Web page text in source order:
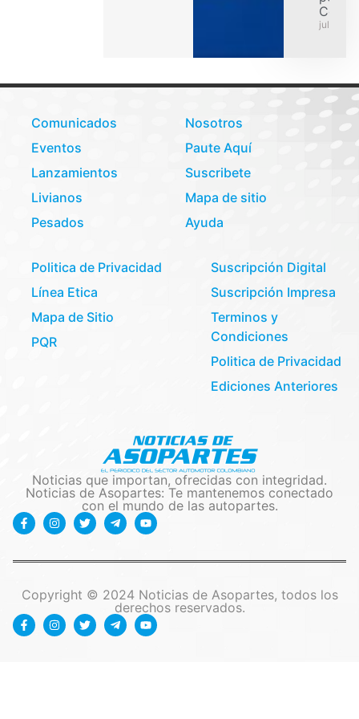
julio 31,
Comunicados
Eventos
Lanzamientos
Livianos
Pesados
Nosotros
Paute Aquí
Suscribete
Mapa de sitio
Ayuda
Politica de Privacidad
Línea Etica
Mapa de Sitio
PQR
Suscripción Digital
Suscripción Impresa
Terminos y
Condiciones
Politica de Privacidad
Ediciones Anteriores
Noticias que importan, ofrecidas con integridad.
Noticias de Asopartes: Te mantenemos conectado
con el mundo de las autopartes.
Copyright © 2024 Noticias de Asopartes, todos los
derechos reservados.